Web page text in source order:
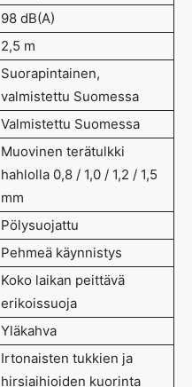
98 dB(A)
2,5 m
Suorapintainen,
valmistettu Suomessa
Valmistettu Suomessa
Muovinen terätulkki
hahlolla 0,8 / 1,0 / 1,2 / 1,5
mm
Pölysuojattu
Pehmeä käynnistys
Koko laikan peittävä
erikoissuoja
Yläkahva
Irtonaisten tukkien ja
hirsiaihioiden kuorinta